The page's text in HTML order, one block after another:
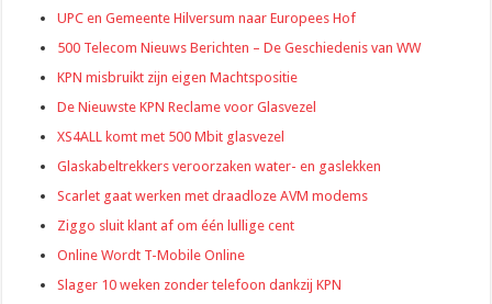
UPC en Gemeente Hilversum naar Europees Hof
500 Telecom Nieuws Berichten – De Geschiedenis van WW
KPN misbruikt zijn eigen Machtspositie
De Nieuwste KPN Reclame voor Glasvezel
XS4ALL komt met 500 Mbit glasvezel
Glaskabeltrekkers veroorzaken water- en gaslekken
Scarlet gaat werken met draadloze AVM modems
Ziggo sluit klant af om één lullige cent
Online Wordt T-Mobile Online
Slager 10 weken zonder telefoon dankzij KPN